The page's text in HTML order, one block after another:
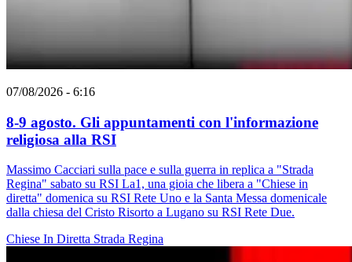
07/08/2026 - 6:16
8-9 agosto. Gli appuntamenti con l'informazione
religiosa alla RSI
Massimo Cacciari sulla pace e sulla guerra in replica a "Strada
Regina" sabato su RSI La1, una gioia che libera a "Chiese in
diretta" domenica su RSI Rete Uno e la Santa Messa domenicale
dalla chiesa del Cristo Risorto a Lugano su RSI Rete Due.
Chiese In Diretta Strada Regina